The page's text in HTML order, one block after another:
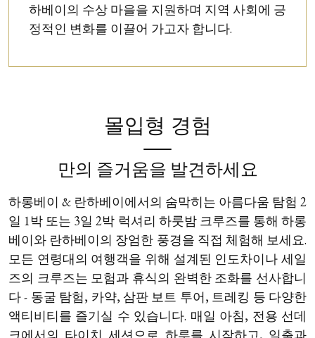
하베이의 수상 마을을 지원하며 지역 사회에 긍
정적인 변화를 이끌어 가고자 합니다.
몰입형 경험
만의 즐거움을 발견하세요
하롱베이 & 란하베이에서의 숨막히는 아름다움 탐험 2
일 1박 또는 3일 2박 럭셔리 하룻밤 크루즈를 통해 하롱
베이와 란하베이의 장엄한 풍경을 직접 체험해 보세요.
모든 연령대의 여행객을 위해 설계된 인도차이나 세일
즈의 크루즈는 모험과 휴식의 완벽한 조화를 선사합니
다 - 동굴 탐험, 카약, 삼판 보트 투어, 트레킹 등 다양한
액티비티를 즐기실 수 있습니다. 매일 아침, 전용 선데